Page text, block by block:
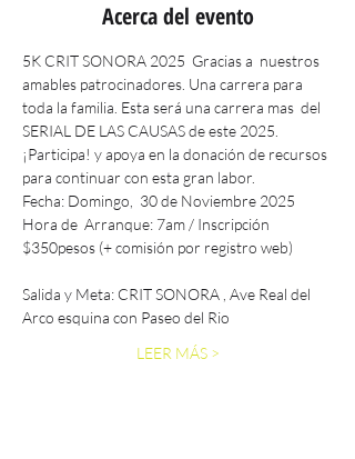
Acerca del evento
5K CRIT SONORA 2025  Gracias a  nuestros
amables patrocinadores. Una carrera para
toda la familia. Esta será una carrera mas  del
SERIAL DE LAS CAUSAS de este 2025.
¡Participa! y apoya en la donación de recursos
para continuar con esta gran labor.
Fecha: Domingo,  30 de Noviembre 2025
Hora de  Arranque: 7am / Inscripción
$350pesos (+ comisión por registro web)
Salida y Meta: CRIT SONORA , Ave Real del
Arco esquina con Paseo del Rio
LEER MÁS >